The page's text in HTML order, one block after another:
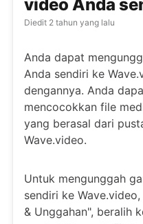
video Anda
Diedit 2 tahun yang lalu
Anda dapat
Anda sendiri ke
dengannya. Anda
mencocokkan file
yang berasal dari
Wave.video.
Untuk mengunggah
sendiri ke
& Unggahan", beralih